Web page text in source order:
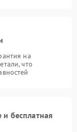
на
что
бесплатная